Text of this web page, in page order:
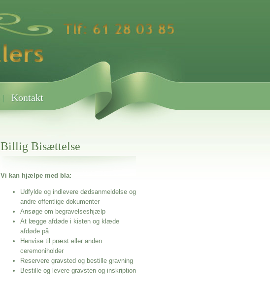
Kontakt
Billig Bisættelse
Vi kan hjælpe med bla:
Udfylde og indlevere dødsanmeldelse og
andre offentlige dokumenter
Ansøge om begravelseshjælp
At lægge afdøde i kisten og klæde
afdøde på
Henvise til præst eller anden
ceremoniholder
Reservere gravsted og bestille gravning
Bestille og levere gravsten og inskription